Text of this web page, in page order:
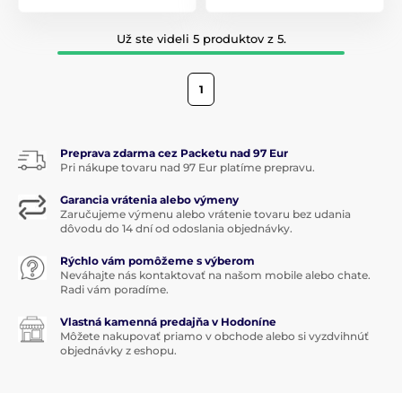
Už ste videli 5 produktov z 5.
1
Preprava zdarma cez Packetu nad 97 Eur
Pri nákupe tovaru nad 97 Eur platíme prepravu.
Garancia vrátenia alebo výmeny
Zaručujeme výmenu alebo vrátenie tovaru bez udania
dôvodu do 14 dní od odoslania objednávky.
Rýchlo vám pomôžeme s výberom
Neváhajte nás kontaktovať na našom mobile alebo chate.
Radi vám poradíme.
Vlastná kamenná predajňa v Hodoníne
Môžete nakupovať priamo v obchode alebo si vyzdvihnúť
objednávky z eshopu.